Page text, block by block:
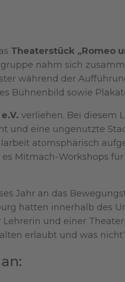
Theaterstück „Romeo
nahm sich
während der
Bühnenbild sowie
verliehen. Bei diesem
und eine ungenutzte
atomsphärisch
Mitmach-Workshops
Jahr an das
hatten innerhalb des
und einer
erlaubt und was